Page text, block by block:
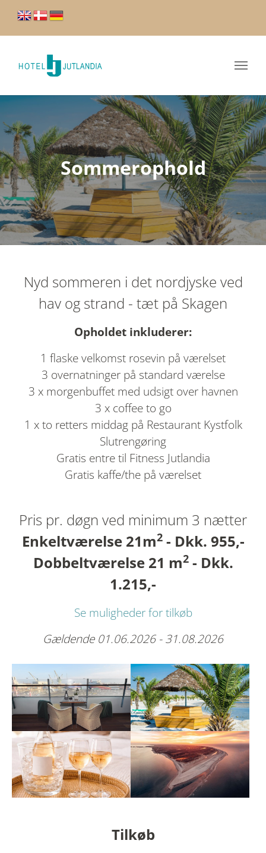
Sommerophold
Nyd sommeren i det nordjyske ved
hav og strand - tæt på Skagen
Opholdet inkluderer:
1 flaske velkomst rosevin på værelset
3 overnatninger på standard værelse
3 x morgenbuffet med udsigt over havnen
3 x coffee to go
1 x to retters middag på Restaurant Kystfolk
Slutrengøring
Gratis entre til Fitness Jutlandia
Gratis kaffe/the på værelset
Pris pr. døgn ved minimum 3 nætter
Enkeltværelse 21m2- Dkk. 955,-
Dobbeltværelse 21 m2- Dkk.
1.215,-
Se muligheder for tilkøb
Gældende 01.06.2026 - 31.08.2026
Tilkøb